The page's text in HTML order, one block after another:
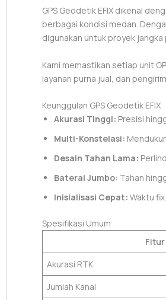
GPS Geodetik EFIX dikenal
berbagai kondisi medan.
digunakan untuk proyek
Kami memastikan setiap unit
layanan purna jual, dan
Keunggulan GPS Geodetik EFIX
Akurasi Tinggi: Presisi
Multi-Konstelasi:
Desain Tahan Lama:
Baterai Jumbo: Tahan
Inisialisasi Cepat: Waktu
Spesifikasi Umum
Fitur
Akurasi RTK
Jumlah Kanal